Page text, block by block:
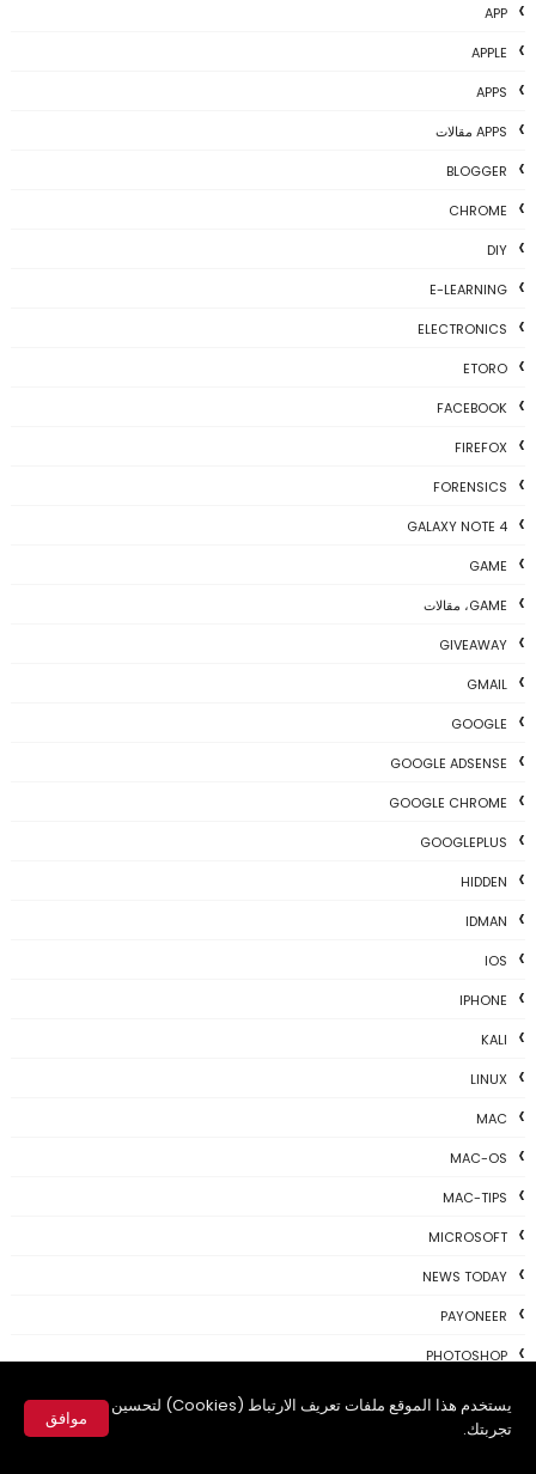
يستخدم هذا الموقع ملفات تعريف الارتباط (Cookies) لتحسين
تجربتك.
موافق
APP
APPLE
APPS
APPS مقالات
BLOGGER
CHROME
DIY
E-LEARNING
ELECTRONICS
ETORO
FACEBOOK
FIREFOX
FORENSICS
GALAXY NOTE 4
GAME
GAME، مقالات
GIVEAWAY
GMAIL
GOOGLE
GOOGLE ADSENSE
GOOGLE CHROME
GOOGLEPLUS
HIDDEN
IDMAN
IOS
IPHONE
KALI
LINUX
MAC
MAC-OS
MAC-TIPS
MICROSOFT
NEWS TODAY
PAYONEER
PHOTOSHOP
PROGRAMING
PROGRAMS